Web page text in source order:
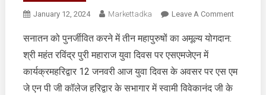
January 12, 2024 Markettadka Leave A CommentOn
करने
सनातन को पुनर्जीवित करने में तीन महापुरुषों का अमूल्य योगदान:
श्री महंत रविंद्र पुरी महाराज युवा दिवस पर एसएमजेएन में
कार्यक्रमहरिद्वार 12 जनवरी आज युवा दिवस के अवसर पर एस एम
जे एन पी जी कॉलेज हरिद्वार के सभागार में स्वामी विवेकानंद जी के